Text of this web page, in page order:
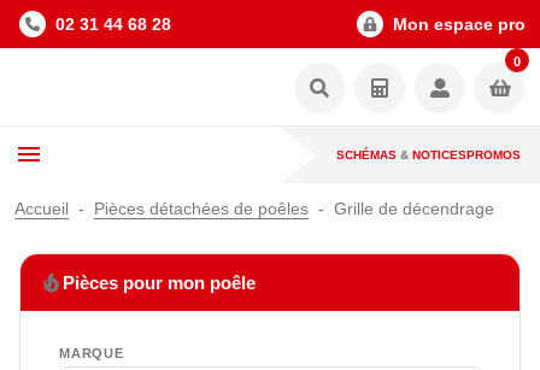
02 31 44 68 28 Mon espace pro
0
SCHÉMAS & NOTICESPROMOS
Accueil Pièces détachées de poêles Grille de décendrage
local_fire_department Pièces pour mon poêle
MARQUE